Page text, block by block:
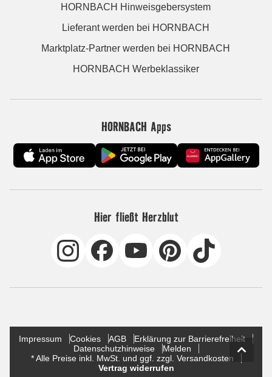
HORNBACH Hinweisgebersystem
Lieferant werden bei HORNBACH
Marktplatz-Partner werden bei HORNBACH
HORNBACH Werbeklassiker
HORNBACH Apps
Hier fließt Herzblut
Impressum Cookies AGB
Erklärung zur Barrierefreiheit
Datenschutzhinweise
Melden
* Alle Preise inkl. MwSt. und ggf. zzgl. Versandkosten
Vertrag widerrufen